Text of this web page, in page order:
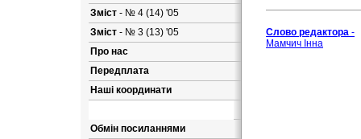
Зміст - № 4 (14) '05
Зміст - № 3 (13) '05
Про нас
Передплата
Наші координати
Обмін посиланнями
Слово редактора -
Мамчич Інна